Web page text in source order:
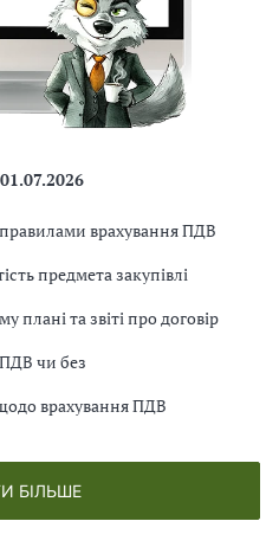
врахування ПДВ
предмета закупівлі
плані та звіті про договір
ПДВ чи без
врахування ПДВ
БІЛЬШЕ